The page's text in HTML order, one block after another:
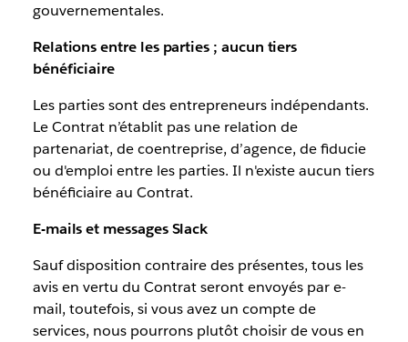
gouvernementales.
Relations entre les parties ; aucun tiers
bénéficiaire
Les parties sont des entrepreneurs indépendants.
Le Contrat n’établit pas une relation de
partenariat, de coentreprise, d’agence, de fiducie
ou d'emploi entre les parties. Il n'existe aucun tiers
bénéficiaire au Contrat.
E-mails et messages Slack
Sauf disposition contraire des présentes, tous les
avis en vertu du Contrat seront envoyés par e-
mail, toutefois, si vous avez un compte de
services, nous pourrons plutôt choisir de vous en